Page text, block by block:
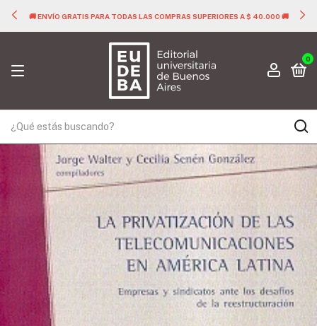
🚚 ENVÍO GRATIS PARA TODAS LAS COMPRAS SUPERIORES A $ 40.000 🚚
0